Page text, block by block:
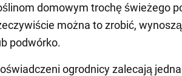
domowym trochę świeżego
można to zrobić,
podwórko.
ogrodnicy zalecają